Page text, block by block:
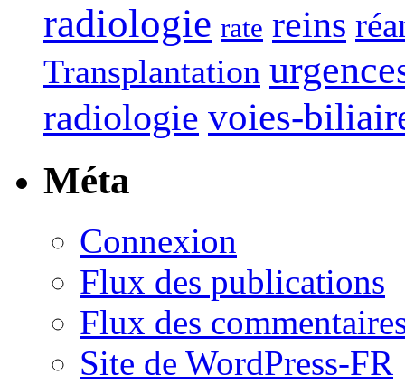
radiologie rate reins
Transplantation
radiologie voies-
Méta
Connexion
Flux des publications
Flux des
Site de WordPress-FR